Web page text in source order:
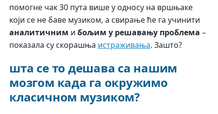
помогне чак 30 пута више у односу на вршњаке
који се не баве музиком, а свирање ће га учинити
аналитичним ибољим у решавању проблема –
показала су скорашња истраживања. Зашто?
шта се то дешава са нашим
мозгом када га окружимо
класичном музиком?